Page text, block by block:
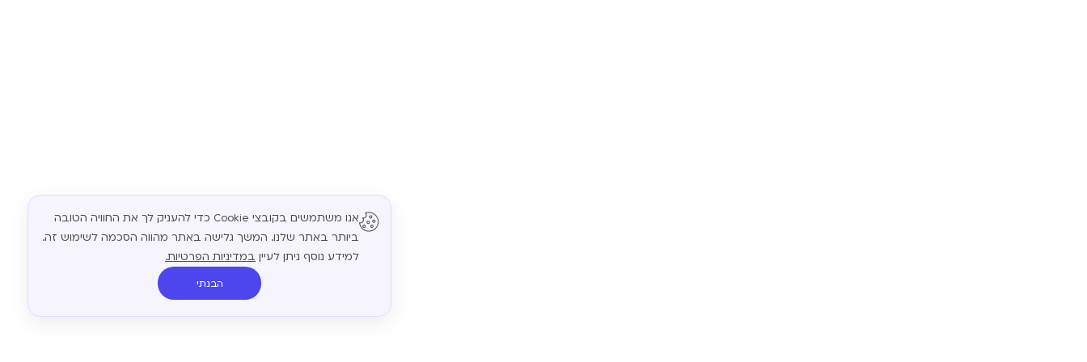
אנו משתמשים בקובצי Cookie כדי להעניק לך את החוויה הטובה
ביותר באתר שלנו. המשך גלישה באתר מהווה הסכמה לשימוש זה.
למידע נוסף ניתן לעיין במדיניות הפרטיות.
הבנתי